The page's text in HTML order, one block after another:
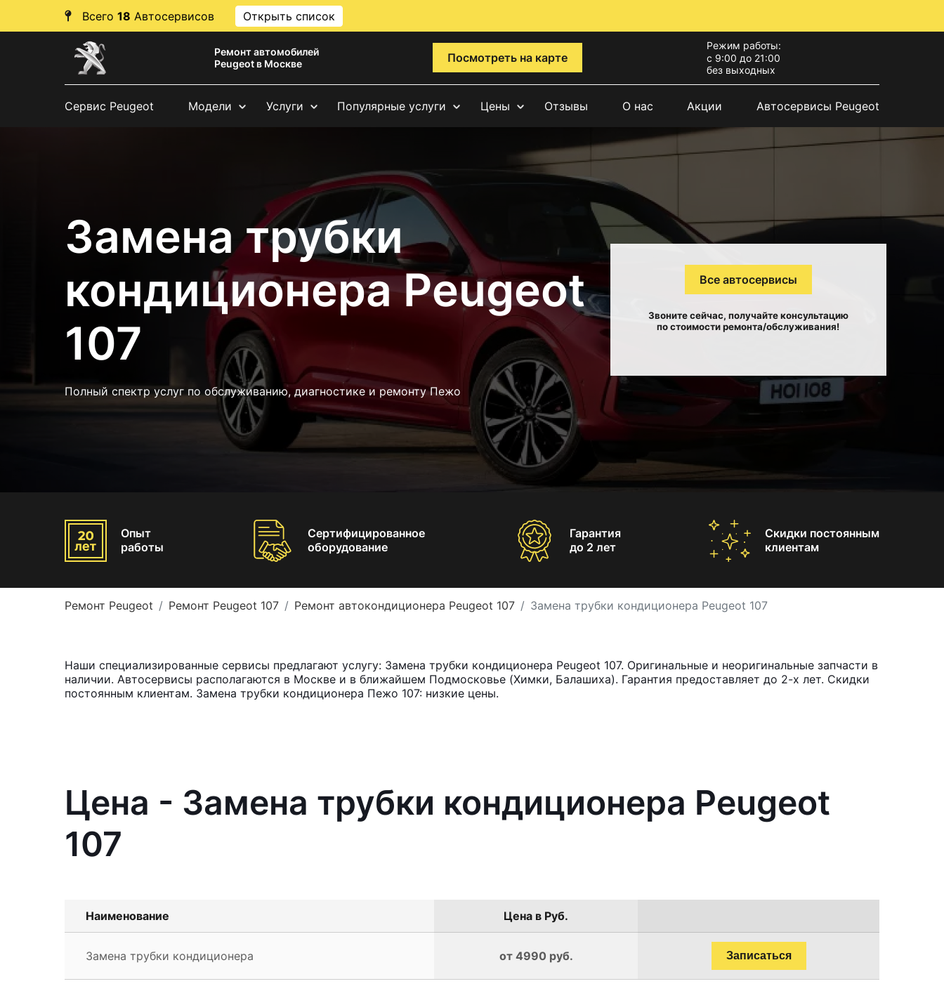
Всего 18 Автосервисов Открыть список
Ремонт автомобилей
Peugeot в Москве
Посмотреть на карте
Режим работы:
с 9:00 до 21:00
без выходных
Сервис Peugeot Модели Услуги Популярные услуги Цены Отзывы О нас Акции Автосервисы Peugeot
Замена трубки
кондиционера Peugeot
107
Полный спектр услуг по обслуживанию, диагностике и ремонту Пежо
Все автосервисы
Звоните сейчас, получайте консультацию
по стоимости ремонта/обслуживания!
Опыт
работы
Сертифицированное
оборудование
Гарантия
до 2 лет
Скидки постоянным
клиентам
Ремонт Peugeot Ремонт Peugeot 107 Ремонт автокондиционера Peugeot 107 Замена трубки кондиционера Peugeot 107
Наши специализированные сервисы предлагают услугу: Замена трубки кондиционера Peugeot 107. Оригинальные и неоригинальные запчасти в
наличии. Автосервисы располагаются в Москве и в ближайшем Подмосковье (Химки, Балашиха). Гарантия предоставляет до 2-х лет. Скидки
постоянным клиентам. Замена трубки кондиционера Пежо 107: низкие цены.
Цена - Замена трубки кондиционера Peugeot
107
Наименование Цена в Руб.
Замена трубки кондиционера от 4990 руб. Записаться